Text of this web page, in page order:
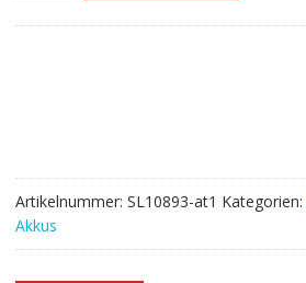
Artikelnummer: SL10893-at1 Kategorien:
Akkus